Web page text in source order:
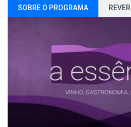
SOBRE O PROGRAMA